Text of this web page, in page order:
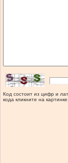
Код состоит из цифр и
кода кликните на картинке.